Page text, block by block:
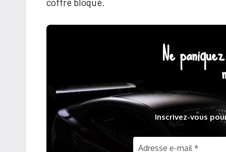
coffre bloqué.
Ne
Inscrivez-vous